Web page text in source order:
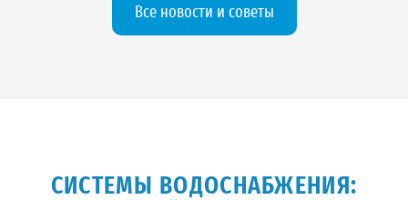
Все новости и советы
СИСТЕМЫ ВОДОСНАБЖЕНИЯ: